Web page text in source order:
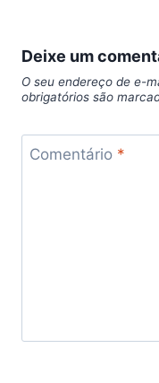
Deixe um
O seu endereço de e-
obrigatórios são
Comentário *